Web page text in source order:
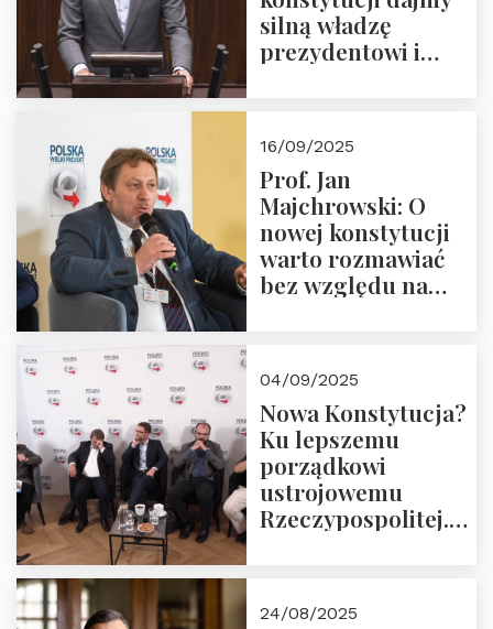
silną władzę
prezydentowi i
16/09/2025
Prof. Jan
Majchrowski: O
nowej konstytucji
warto rozmawiać
bez względu na
04/09/2025
Nowa Konstytucja?
Ku lepszemu
porządkowi
ustrojowemu
Rzeczypospolitej.
24/08/2025